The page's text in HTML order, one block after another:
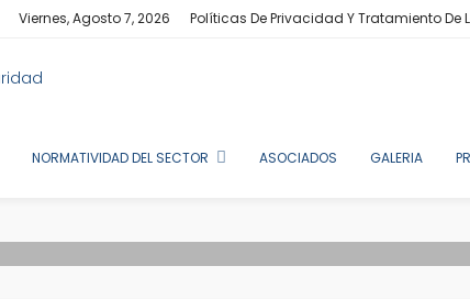
Viernes, Agosto 7, 2026 Políticas De Privacidad Y Tratamiento De
NORMATIVIDAD DEL SECTOR ASOCIADOS GALERIA